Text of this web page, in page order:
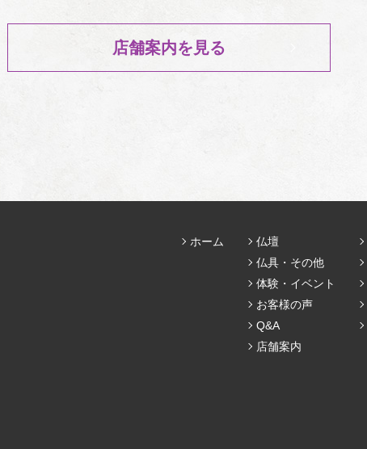
店舗案内を見る
ホーム
仏壇
仏具・その他
体験・イベント
お客様の声
Q&A
店舗案内